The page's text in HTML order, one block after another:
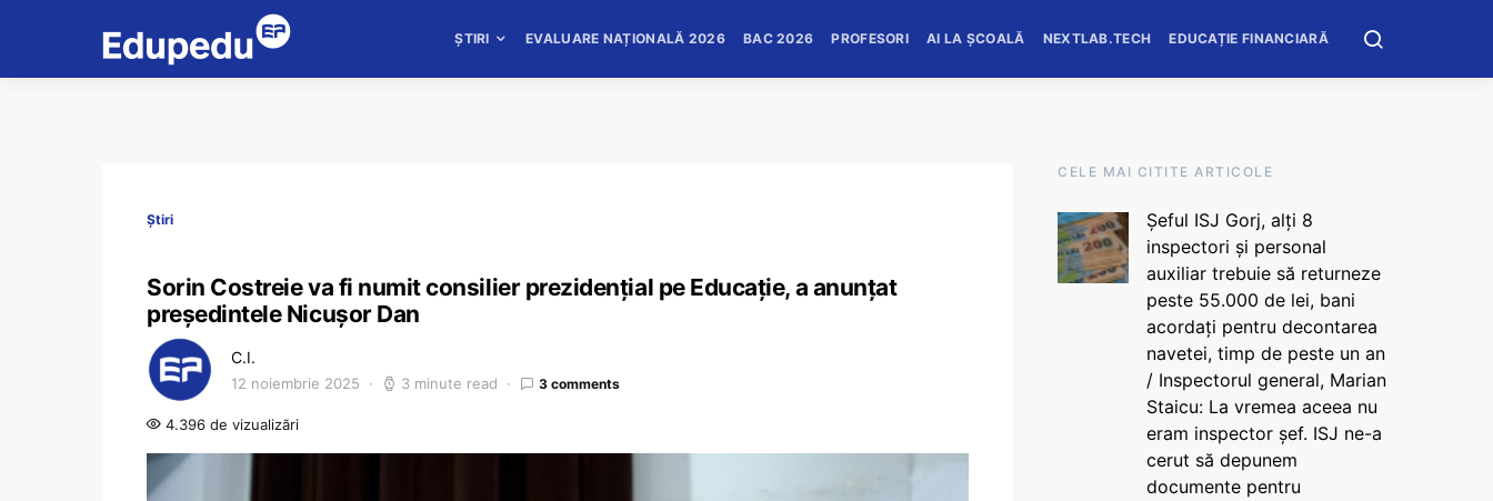
ȘTIRI EVALUARE NAȚIONALĂ 2026 BAC 2026 PROFESORI AI LA ȘCOALĂ NEXTLAB.TECH EDUCAȚIE FINANCIARĂ
Știri
Sorin Costreie va fi numit consilier prezidențial pe Educație, a anunțat
președintele Nicușor Dan
C.I.
12 noiembrie 2025 3 minute read 3 comments
4.396 de vizualizări
CELE MAI CITITE ARTICOLE
Șeful ISJ Gorj, alți 8
inspectori și personal
auxiliar trebuie să returneze
peste 55.000 de lei, bani
acordați pentru decontarea
navetei, timp de peste un an
/ Inspectorul general, Marian
Staicu: La vremea aceea nu
eram inspector șef. ISJ ne-a
cerut să depunem
documente pentru